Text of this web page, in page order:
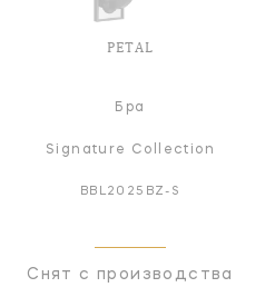
PETAL
Бра
Signature Collection
BBL2025BZ-S
Снят с производства